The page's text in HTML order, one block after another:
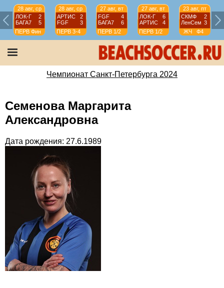
28 авг, ср
ЛОК-Г
2
БАГА7
5
ПЕРВ Фин
28 авг, ср
АРТИС
2
FGF
3
ПЕРВ 3-4
27 авг, вт
FGF
4
БАГА7
6
ПЕРВ 1/2
27 авг, вт
ЛОК-Г
6
АРТИС
4
ПЕРВ 1/2
23 авг, пт
СКМФ
2
ЛенСем 3
ЖЧ
Ф4
Чемпионат Санкт-Петербурга 2024
Семенова Маргарита
Александровна
Дата рождения: 27.6.1989